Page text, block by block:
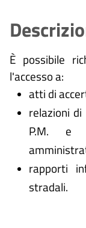
È possibile
l'accesso a:
atti di
relazioni
P.M. e
rapporti
stradali.